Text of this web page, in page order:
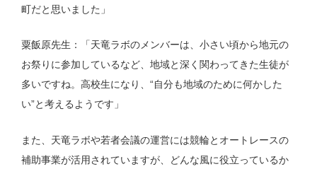
町だと思いました」
粟飯原先生：「天竜ラボのメンバーは、小さい頃から地元の
お祭りに参加しているなど、地域と深く関わってきた生徒が
多いですね。高校生になり、“自分も地域のために何かした
い”と考えるようです」
また、天竜ラボや若者会議の運営には競輪とオートレースの
補助事業が活用されていますが、どんな風に役立っているか